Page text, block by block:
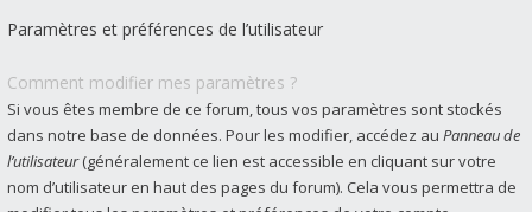
Paramètres et préférences de l’utilisateur
Comment modifier mes paramètres ?
Si vous êtes membre de ce forum, tous vos paramètres sont stockés
dans notre base de données. Pour les modifier, accédez au Panneau de
l’utilisateur(généralement ce lien est accessible en cliquant sur votre
nom d’utilisateur en haut des pages du forum). Cela vous permettra de